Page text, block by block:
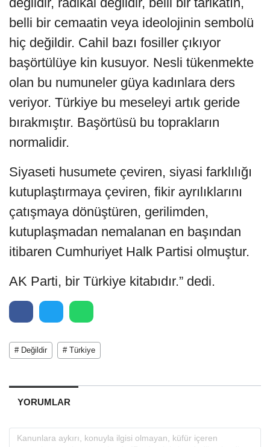
belli bir cemaatin veya ideolojinin sembolü
hiç değildir. Cahil bazı fosiller çıkıyor
başörtülüye kin kusuyor. Nesli tükenmekte
olan bu numuneler güya kadınlara ders
veriyor. Türkiye bu meseleyi artık geride
bırakmıştır. Başörtüsü bu toprakların
normalidir.
Siyaseti husumete çeviren, siyasi farklılığı
kutuplaştırmaya çeviren, fikir ayrılıklarını
çatışmaya dönüştüren, gerilimden,
kutuplaşmadan nemalanan en başından
itibaren Cumhuriyet Halk Partisi olmuştur.
AK Parti, bir Türkiye kitabıdır.” dedi.
# Değildir # Türkiye
YORUMLAR